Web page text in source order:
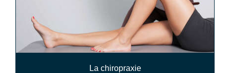
La chiropraxie